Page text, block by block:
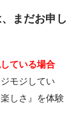
まだお申し
ている場合
モジしてい
しさ』を体験